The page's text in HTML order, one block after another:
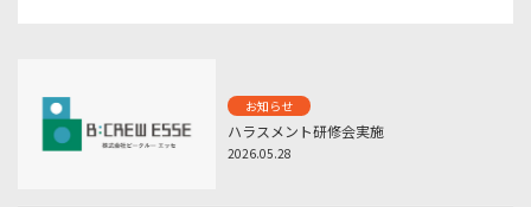
お知らせ
ハラスメント研修会実施
2026.05.28